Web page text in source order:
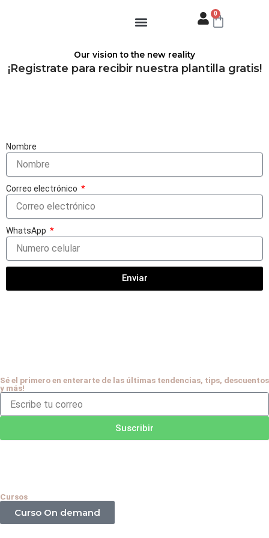
0
Carrito
Our vision to the new reality
¡Registrate para recibir nuestra plantilla gratis!
Nombre
Correo electrónico
WhatsApp
Enviar
Sé el primero en enterarte de las últimas tendencias, tips, descuentos
y más!
Escribe
Suscribir
Cursos
Curso On demand